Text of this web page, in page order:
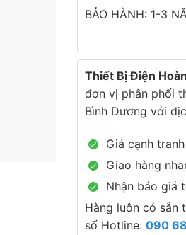
BẢO HÀNH: 1-3
Thiết Bị Điện
đơn vị phân phối
Bình Dương với
Giá cạnh
Giao hàng
Nhận báo giá
Hàng luôn có sẵn
số Hotline: 090